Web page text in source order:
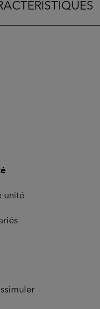
unité